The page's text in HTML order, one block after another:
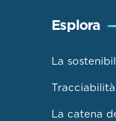
Esplora
La
Tracciabilità
La catena